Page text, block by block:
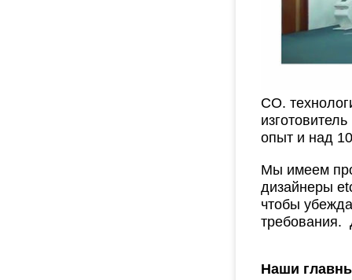
CO.
опыт и над
Мы имеем
дизайнеры
чтобы
требования.
Наши